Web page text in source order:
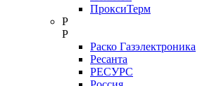
ПроксиТерм
Р
Р
Раско Газэлектроника
Ресанта
РЕСУРС